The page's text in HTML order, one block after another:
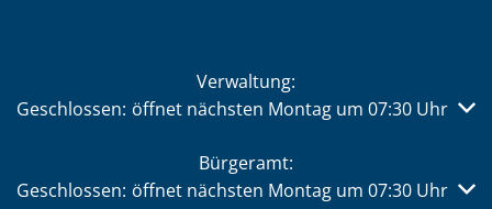
Verwaltung:
Klicken, um weitere Öffnungs- oder Schließzeiten
Geschlossen: öffnet nächsten Montag um 07:30 Uhr
Bürgeramt:
Klicken, um weitere Öffnungs- oder Schließzeiten
Geschlossen: öffnet nächsten Montag um 07:30 Uhr